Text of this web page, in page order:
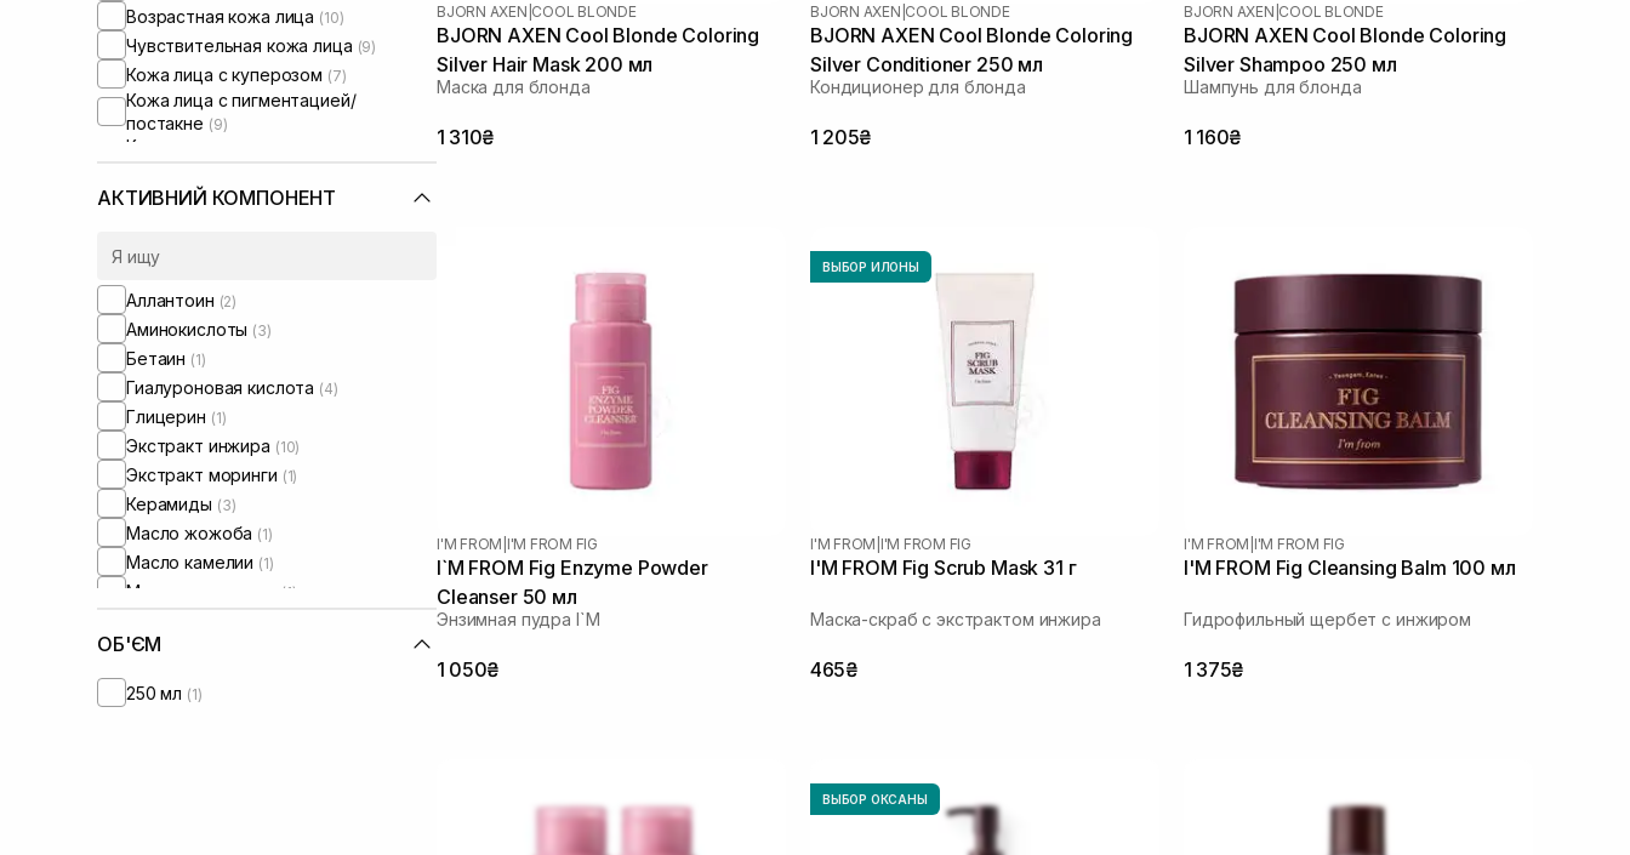
Возрастная кожа лица (10)
Чувствительная кожа лица (9)
Кожа лица с куперозом (7)
Кожа лица с пигментацией/
постакне (9)
Кожа лица с расширенными порами
Кожа лица с нарушенным
микробиомом
АКТИВНИЙ КОМПОНЕНТ
Аллантоин (2)
Аминокислоты (3)
Бетаин (1)
Гиалуроновая кислота (4)
Глицерин (1)
Экстракт инжира (10)
Экстракт моринги (1)
Керамиды (3)
Масло жожоба (1)
Масло камелии (1)
Масло макадамии (1)
Папаин
Пребиотики
ОБ'ЄМ
250 мл (1)
BJORN AXEN COOL BLONDE
BJORN AXEN Cool Blonde Coloring
Silver Hair Mask 200 мл
Маска для блонда
1 310₴
BJORN AXEN COOL BLONDE
BJORN AXEN Cool Blonde Coloring
Silver Conditioner 250 мл
Кондиционер для блонда
1 205₴
BJORN AXEN COOL BLONDE
BJORN AXEN Cool Blonde Coloring
Silver Shampoo 250 мл
Шампунь для блонда
1 160₴
I'M FROM I'M FROM FIG
I`M FROM Fig Enzyme Powder
Cleanser 50 мл
Энзимная пудра I`M
1 050₴
ВЫБОР ИЛОНЫ
I'M FROM I'M FROM FIG
I'M FROM Fig Scrub Mask 31 г
Маска-скраб с экстрактом инжира
465₴
I'M FROM I'M FROM FIG
I'M FROM Fig Cleansing Balm 100 мл
Гидрофильный щербет с инжиром
1 375₴
ВЫБОР ОКСАНЫ